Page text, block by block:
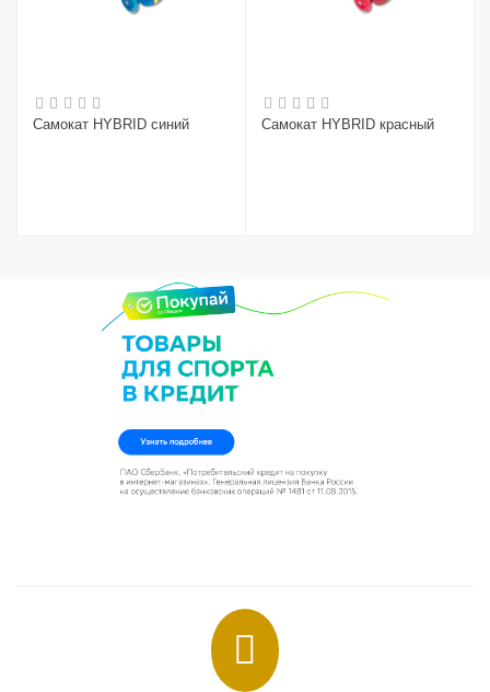
Самокат HYBRID синий Самокат HYBRID красный